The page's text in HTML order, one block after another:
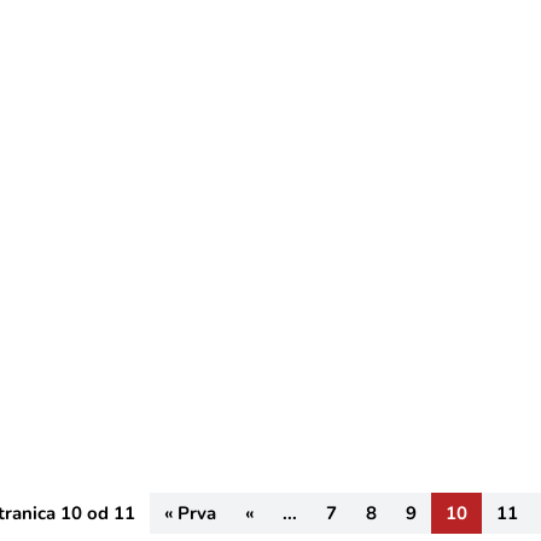
10 od 11 « Prva « ... 7 8 9 10 11